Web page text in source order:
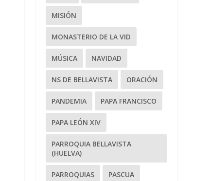
MISIÓN
MONASTERIO DE LA VID
MÚSICA NAVIDAD
NS DE BELLAVISTA ORACIÓN
PANDEMIA PAPA FRANCISCO
PAPA LEÓN XIV
PARROQUIA BELLAVISTA
(HUELVA)
PARROQUIAS PASCUA